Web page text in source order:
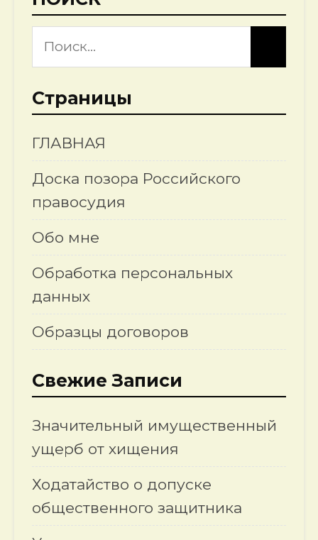
Страницы
ГЛАВНАЯ
Доска позора Российского
правосудия
Обо мне
Обработка персональных
данных
Образцы договоров
Свежие Записи
Значительный имущественный
ущерб от хищения
Ходатайство о допуске
общественного защитника